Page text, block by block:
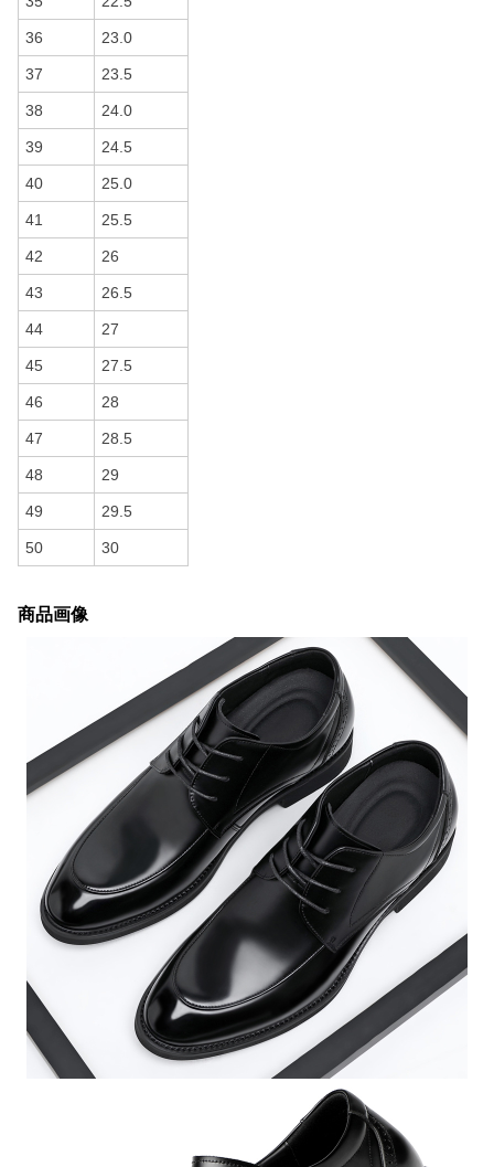
36 23.0
37 23.5
38 24.0
39 24.5
40 25.0
41 25.5
42 26
43 26.5
44 27
45 27.5
46 28
47 28.5
48 29
49 29.5
50 30
商品画像